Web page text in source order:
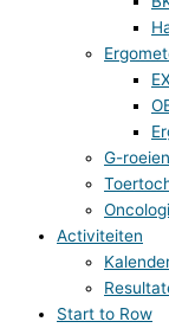
G-roeien
Activiteiten
Start to Row